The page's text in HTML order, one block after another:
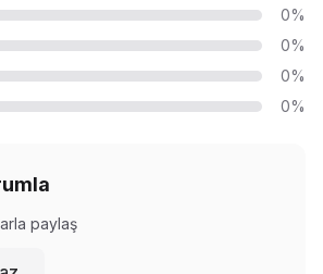
0%
0%
0%
0%
paylaş